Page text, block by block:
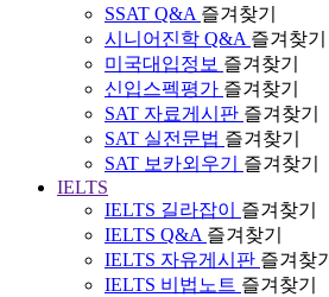
SSAT Q&A 즐겨찾기
시니어진학 Q&A 즐겨찾기
미국대입정보 즐겨찾기
신입스펙평가 즐겨찾기
SAT 자료게시판 즐겨찾기
SAT 실전문법 즐겨찾기
SAT 보카외우기
즐겨찾기
IELTS
IELTS 길라잡이
즐겨찾기
IELTS Q&A 즐겨찾기
IELTS 자유게시판 즐겨찾기
IELTS 비법노트 즐겨찾기